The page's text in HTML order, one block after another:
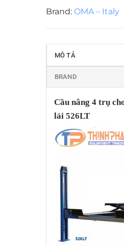
Brand: OMA – Italy
MÔ TẢ
BRAND
Cầu nâng 4 trụ
lái 526LT